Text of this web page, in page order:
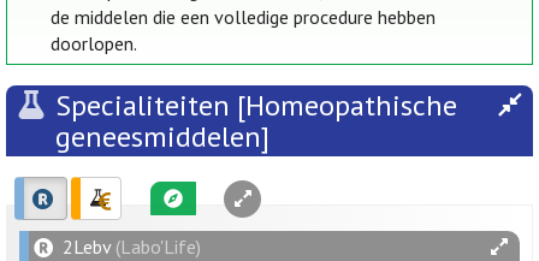
de middelen die een volledige procedure hebben
doorlopen.
Specialiteiten [Homeopathische
geneesmiddelen]
2Lebv(Labo'Life)